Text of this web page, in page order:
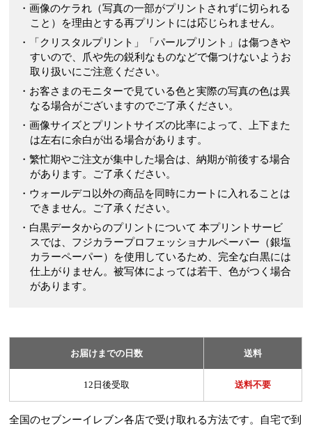
・画像のケラれ（写真の一部がプリントされずに切られる
こと）を理由とする再プリントには応じられません。
・「クリスタルプリント」「パールプリント」は傷つきや
すいので、爪や先の鋭利なものなどで傷つけないようお
取り扱いにご注意ください。
・お客さまのモニターで見ている色と実際の写真の色は異
なる場合がございますのでご了承ください。
・画像サイズとプリントサイズの比率によって、上下また
は左右に余白が出る場合があります。
・繁忙期やご注文が集中した場合は、納期が前後する場合
があります。ご了承ください。
・ウォールデコ以外の商品を同時にカートに入れることは
できません。ご了承ください。
・白黒データからのプリントについて 本プリントサービ
スでは、フジカラープロフェッショナルペーパー（銀塩
カラーペーパー）を使用しているため、完全な白黒には
仕上がりません。被写体によっては若干、色がつく場合
があります。
お届けまでの日数 送料
12日後受取 送料不要
全国のセブンーイレブン各店で受け取れる方法です。自宅で到